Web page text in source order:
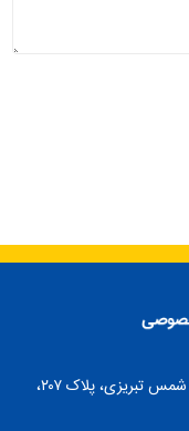
تهران، ضلع شمالی بلوار میرداماد، بین نفت و شمس تبریزی، پلاک ۲۰۷،